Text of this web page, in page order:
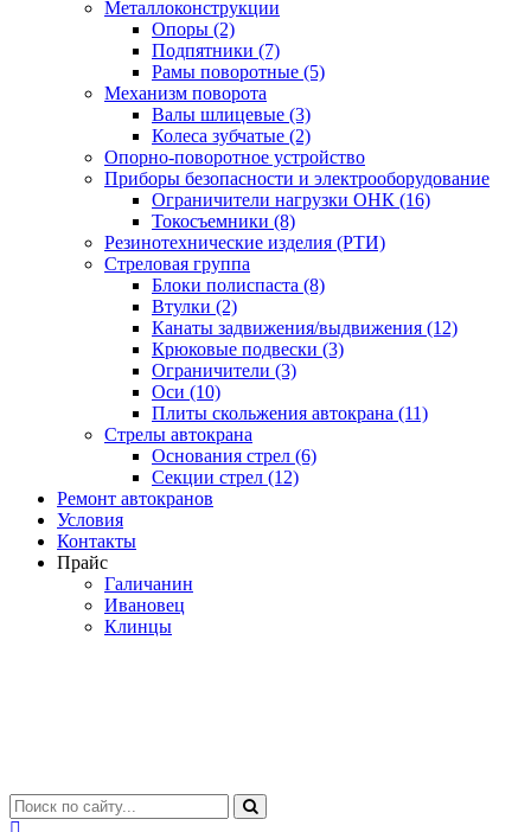
Металлоконструкции
Опоры (2)
Подпятники (7)
Рамы поворотные (5)
Механизм поворота
Валы шлицевые (3)
Колеса зубчатые (2)
Опорно-поворотное устройство
Приборы безопасности и электрооборудование
Ограничители нагрузки ОНК (16)
Токосъемники (8)
Резинотехнические изделия (РТИ)
Стреловая группа
Блоки полиспаста (8)
Втулки (2)
Канаты задвижения/выдвижения (12)
Крюковые подвески (3)
Ограничители (3)
Оси (10)
Плиты скольжения автокрана (11)
Стрелы автокрана
Основания стрел (6)
Секции стрел (12)
Ремонт автокранов
Условия
Контакты
Прайс
Галичанин
Ивановец
Клинцы